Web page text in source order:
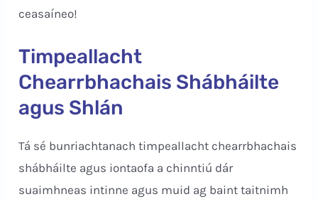
ceasaíneo!
Timpeallacht
Chearrbhachais Shábháilte
agus Shlán
Tá sé bunriachtanach timpeallacht chearrbhachais
shábháilte agus iontaofa a chinntiú dár
suaimhneas intinne agus muid ag baint taitnimh